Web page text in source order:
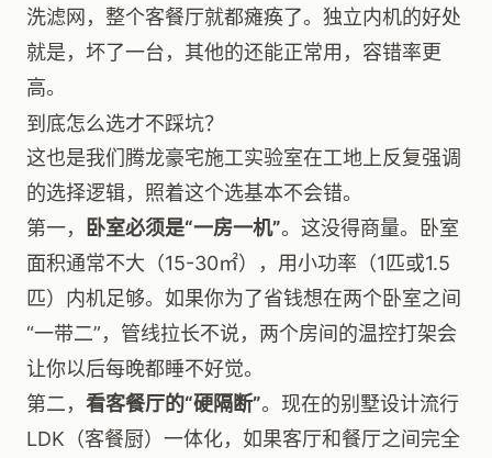
洗滤网，整个客餐厅就都瘫痪了。独立内机的好处
就是，坏了一台，其他的还能正常用，容错率更
高。
到底怎么选才不踩坑？
这也是我们腾龙豪宅施工实验室在工地上反复强调
的选择逻辑，照着这个选基本不会错。
第一，
卧室必须是“一房一机”。这没得商量。卧室
面积通常不大（15-30㎡），用小功率（1匹或1.5
匹）内机足够。如果你为了省钱想在两个卧室之间
“一带二”，管线拉长不说，两个房间的温控打架会
让你以后每晚都睡不好觉。
第二， 看客餐厅的“硬隔断”。现在的别墅设计流行
LDK（客餐厨）一体化，如果客厅和餐厅之间完全